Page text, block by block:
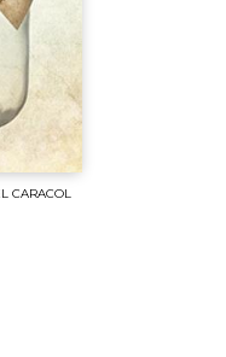
CARACOL